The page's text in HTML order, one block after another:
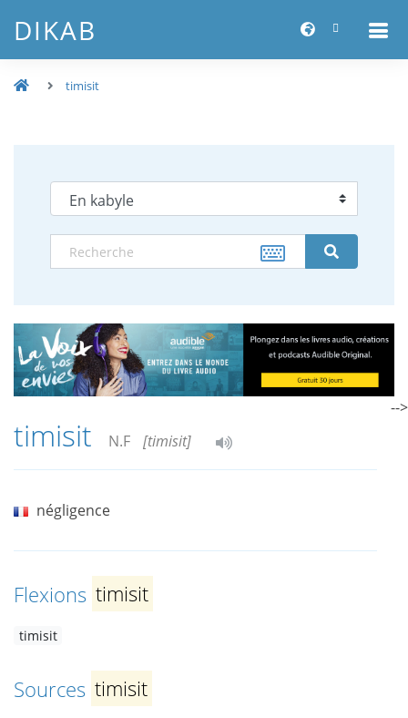
DIKAB
timisit
timisit N.F [timisit]
négligence
Flexions timisit
timisit
Sources timisit
-->